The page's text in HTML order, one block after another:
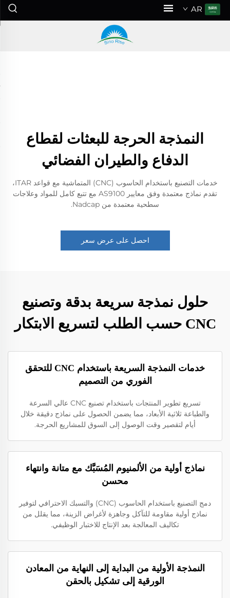
AR
النمذجة الحرجة للبعثات لقطاع
الدفاع والطيران الفضائي
خدمات التصنيع باستخدام الحاسوب (CNC) المتماشية مع قواعد ITAR،
تقدم نماذج معتمدة وفق معايير AS9100 مع تتبع كامل للمواد وعلاجات
سطحية معتمدة من Nadcap.
احصل على عرض سعر
حلول نمذجة سريعة بدقة وتصنيع
CNC حسب الطلب لتسريع الابتكار
خدمات النمذجة السريعة باستخدام CNC للتحقق
الفوري من التصميم
تسريع تطوير المنتجات باستخدام تصنيع CNC عالي السرعة
والطباعة ثلاثية الأبعاد، مما يضمن الحصول على نماذج دقيقة خلال
أيام لتقصير وقت الوصول إلى السوق للمشاريع الحرجة.
نماذج أولية من الألمنيوم المُسَبَّك مع متانة وانتهاء
محسن
دمج التصنيع باستخدام الحاسوب (CNC) والتسبك الاحترافي لتوفير
نماذج أولية مقاومة للتآكل وجاهزة لأغراض الزينة، مما يقلل من
تكاليف المعالجة بعد الإنتاج للاختبار الوظيفي.
النمذجة الأولية من البداية إلى النهاية من المعادن
الورقية إلى تشكيل بالحقن